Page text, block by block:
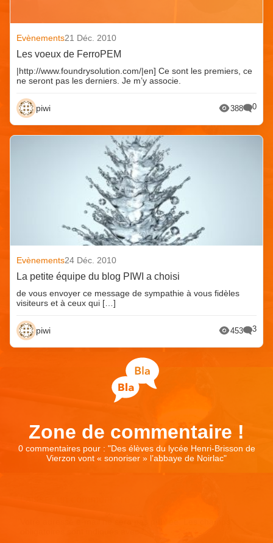
Evènements21 Déc. 2010
Les voeux de FerroPEM
|http://www.foundrysolution.com/|en] Ce sont les premiers, ce
ne seront pas les derniers. Je m’y associe.
piwi 388 0
Evènements24 Déc. 2010
La petite équipe du blog PIWI a choisi
de vous envoyer ce message de sympathie à vous fidèles
visiteurs et à ceux qui […]
piwi 453 3
Zone de commentaire !
0 commentaires pour : "Des élèves du lycée Henri-Brisson de
Vierzon vont « sonoriser » l’abbaye de Noirlac"